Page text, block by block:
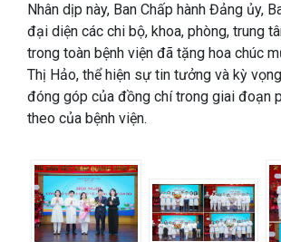
Nhân dịp này, Ban Chấp hành Đảng ủy,
đại diện các chi bộ, khoa, phòng, trung
trong toàn bệnh viện đã tặng hoa chúc
Thị Hảo, thể hiện sự tin tưởng và kỳ
đóng góp của đồng chí trong giai đoạn
theo của bệnh viện.